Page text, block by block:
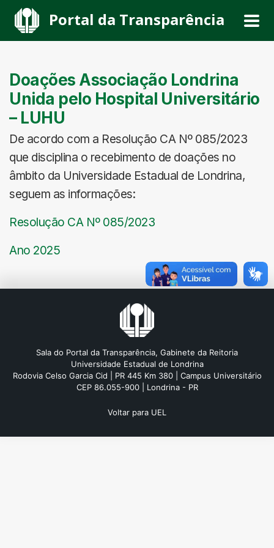
Portal da Transparência
Doações Associação Londrina
Unida pelo Hospital Universitário
– LUHU
De acordo com a Resolução CA Nº 085/2023
que disciplina o recebimento de doações no
âmbito da Universidade Estadual de Londrina,
seguem as informações:
Resolução CA Nº 085/2023
Ano 2025
Sala do Portal da Transparência, Gabinete da Reitoria
Universidade Estadual de Londrina
Rodovia Celso Garcia Cid | PR 445 Km 380 | Campus Universitário
CEP 86.055-900 | Londrina - PR
Voltar para UEL